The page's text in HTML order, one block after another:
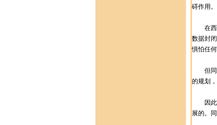
碍作用。
在西方
数据封
惧怕任
但同样
的规划
因此，
展的。